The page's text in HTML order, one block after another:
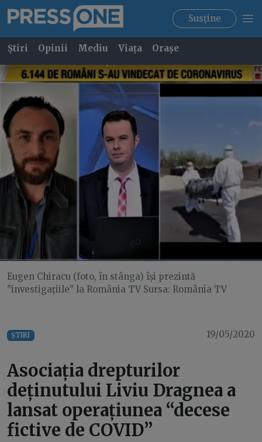
Susține
Știri Opinii Mediu Viața Orașe
Eugen Chiracu (foto, în stânga) își prezintă
"investigațiile" la România TV Sursa: România TV
ȘTIRI 19/05/2020
Asociația drepturilor
deținutului Liviu Dragnea a
lansat operațiunea “decese
fictive de COVID”